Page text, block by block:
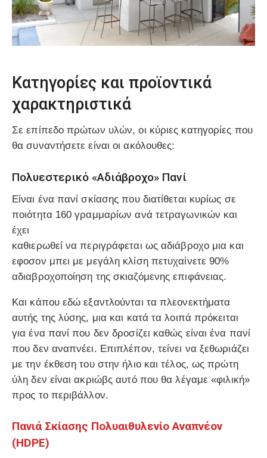
Κατηγορίες και προϊοντικά
χαρακτηριστικά
Σε επίπεδο πρώτων υλών, οι κύριες κατηγορίες που
θα συναντήσετε είναι οι ακόλουθες:
Πολυεστερικό «Αδιάβροχο» Πανί
Είναι ένα πανί σκίασης που διατίθεται κυρίως σε
ποιότητα 160 γραμμαρίων ανά τετραγωνικών και
έχει
καθιερωθεί να περιγράφεται ως αδιάβροχο μια και
εφοσον μπει με μεγάλη κλίση πετυχαίνετε 90%
αδιαβροχοποίηση της σκιαζόμενης επιφάνειας.
Και κάπου εδώ εξαντλούνται τα πλεονεκτήματα
αυτής της λύσης, μια και κατά τα λοιπά πρόκειται
για ένα πανί που δεν δροσίζει καθώς είναι ένα πανί
που δεν αναπνέει. Επιπλέπον, τείνει να ξεθωριάζει
με την έκθεση του στην ήλιο και τέλος, ως πρώτη
ύλη δεν είναι ακριώβς αυτό που θα λέγαμε «φιλική»
προς το περιβάλλον.
Πανιά Σκίασης Πολυαιθυλενίο Αναπνέον
(HDPE)